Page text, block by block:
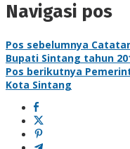
Navigasi pos
Pos sebelumnya
Bupati Sintang tahun
Pos berikutnya
Kota Sintang